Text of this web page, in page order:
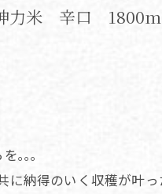
力米 辛口
｡｡｡
納得のいく収穫が叶っ